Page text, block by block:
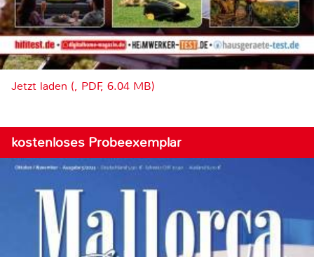
Jetzt laden (, PDF, 6.04 MB)
kostenloses Probeexemplar